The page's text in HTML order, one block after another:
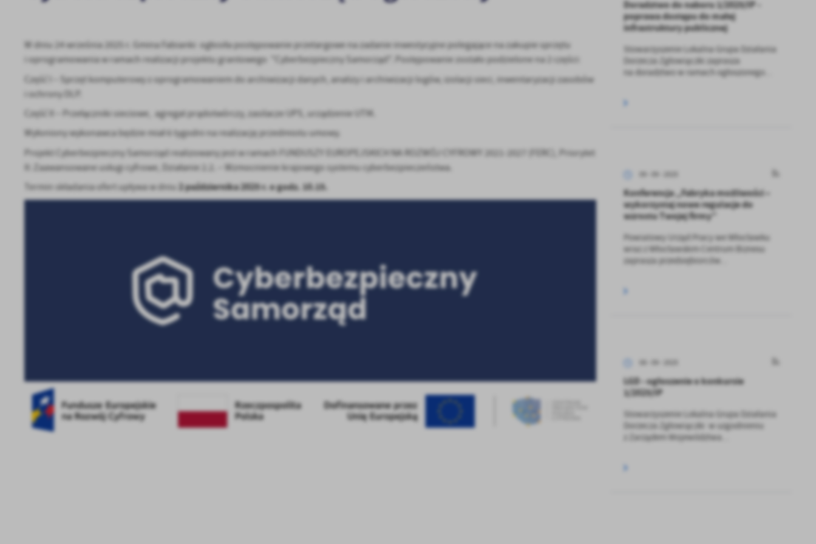
Ustawienia
W dniu 24 września 2025 r. Gmina Fabianki ogłosiła postępowanie przetargowe na zadanie inwestycyjne polegające na zakupie sprzętu
i oprogramowania w ramach realizacji projektu grantowego "Cyberbezpieczny Samorząd". Postępowanie zostało podzielone na 2 części:
Część I – Sprzęt komputerowy z oprogramowaniem do archiwizacji danych, analizy i archiwizacji logów, izolacji sieci, inwentaryzacji zasobów
i ochrony DLP.
Część II – Przełączniki sieciowe, agregat prądotwórczy, zasilacze UPS, urządzenie UTM.
Wyłoniony wykonawca będzie miał 6 tygodni na realizację przedmiotu umowy.
Projekt Cyberbezpieczny Samorząd realizowany jest w ramach FUNDUSZY EUROPEJSKICH NA ROZWÓJ CYFROWY 2021-2027 (FERC), Priorytet
II: Zaawansowane usługi cyfrowe, Działanie 2.2. – Wzmocnienie krajowego systemu cyberbezpieczeństwa.
Termin składania ofert upływa w dniu 2 października 2025 r. o godz. 10.15.
Doradztwo do naboru 1/2025/IP -
poprawa dostępu do małej
infrastruktury publicznej
Stowarzyszenie Lokalna Grupa Działania
Dorzecza Zgłowiączki zaprasza
na doradztwo w ramach ogłoszonego...
Konferencja „Fabryka możliwości –
wykorzystaj nowe regulacje do
wzrostu Twojej firmy”
Powiatowy Urząd Pracy we Włocławku
wraz z Włocławskim Centrum Biznesu
zaprasza przedsiębiorców...
LGD - ogłoszenie o konkursie
1/2025/IP
Stowarzyszenie Lokalna Grupa Działania
Dorzecza Zgłowiączki w uzgodnieniu
z Zarządem Województwa...